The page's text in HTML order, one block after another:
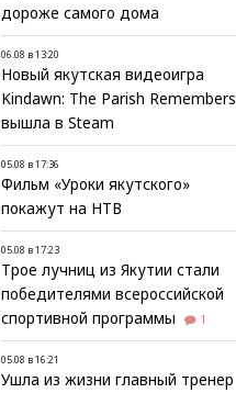
дороже самого дома
06.08 в 13:20
Новый якутская видеоигра
Kindawn: The Parish Remembers
вышла в Steam
05.08 в 17:36
Фильм «Уроки якутского»
покажут на НТВ
05.08 в 17:23
Трое лучниц из Якутии стали
победителями всероссийской
спортивной программы
1
05.08 в 16:21
Ушла из жизни главный тренер